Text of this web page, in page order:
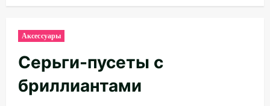
Аксессуары
Серьги-пусеты с
бриллиантами